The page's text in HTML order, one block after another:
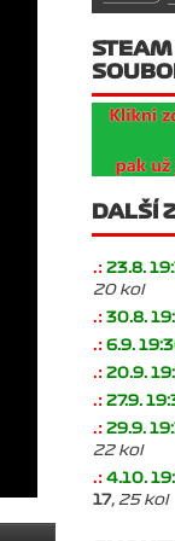
STEAM
DALŠÍ
.: 23.8.
20 kol
.: 30.8.
.: 6.9.
.: 20.9.
.: 27.9.
.: 29.9.
22 kol
.: 4.10.
17, 25 kol